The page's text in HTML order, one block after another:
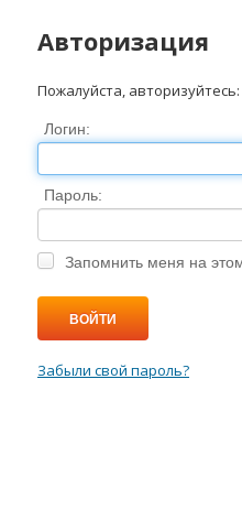
Авторизация
Пожалуйста, авторизуйтесь:
Логин:
Пароль:
Запомнить меня на
ВОЙТИ
Забыли свой пароль?